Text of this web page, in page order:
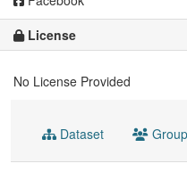
License
No License Provided
Dataset